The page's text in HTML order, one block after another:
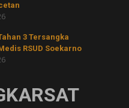
3 Tersangka
RSUD Soekarno